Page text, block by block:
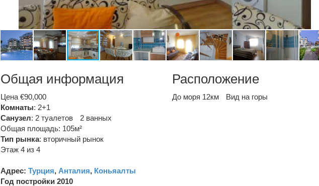
Общая информация
Цена €90,000
Комнаты: 2+1
Санузел: 2 туалетов
2 ванных
Общая площадь: 105м²
Тип рынка: вторичный рынок
Этаж 4 из 4
Адрес: Турция, Анталия, Коньяалты
Год постройки 2010
Расположение
До моря 12км Вид на горы